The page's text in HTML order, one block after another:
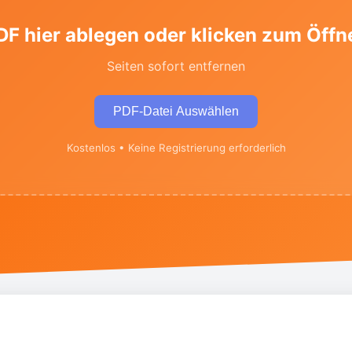
hier ablegen oder klicken zum
Seiten sofort entfernen
PDF-Datei Auswählen
Kostenlos • Keine Registrierung erforderlich